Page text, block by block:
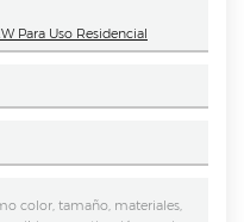
Para Uso Residencial